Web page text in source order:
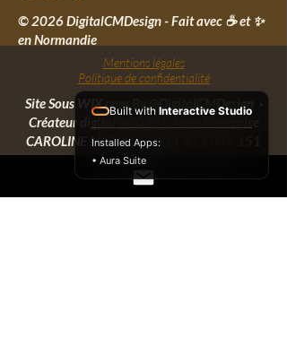
© 2026 DigitalCMDesign - Fait avec ☕ et ✨
en Normandie
Mentions légales
Politique de confidentialité
Site Sous WIX.com By @DigitalCMDesign
Créateur digital @2026 - Auto-Entreprise
CAROLINE MULLER - SIRET
00014
Built with Interactive Studio
Installed Apps:
• Aura Suite